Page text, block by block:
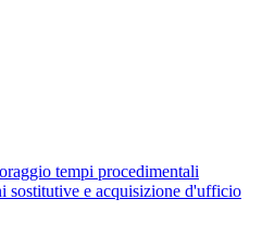
tempi procedimentali
sostitutive e acquisizione d'ufficio